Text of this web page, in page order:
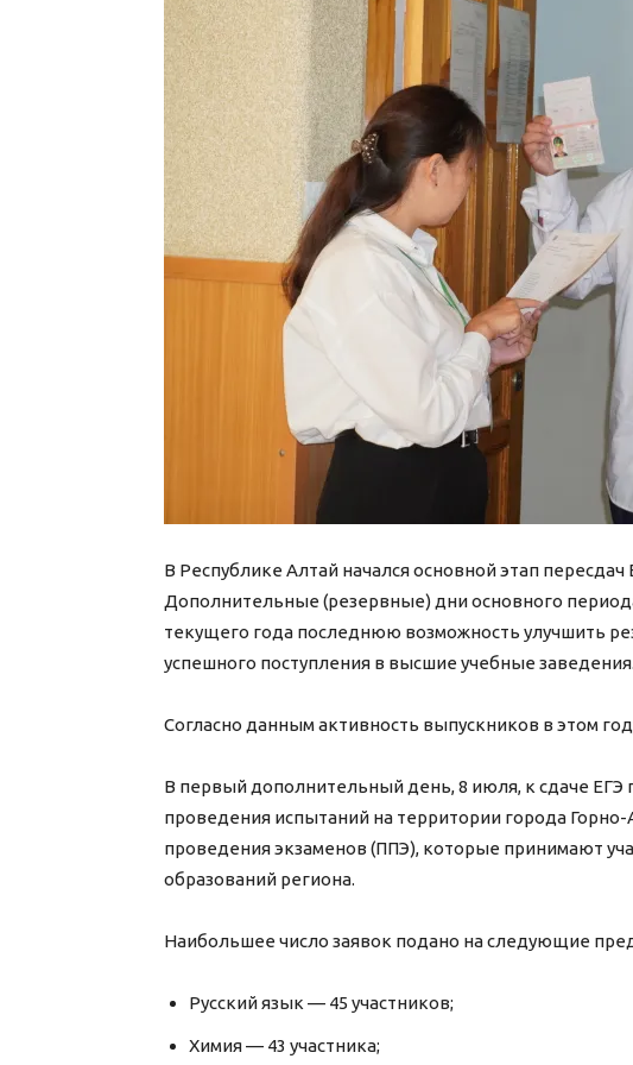
В Республике Алтай начался основной этап
Дополнительные (резервные) дни основного
текущего года последнюю возможность улучшить
успешного поступления в высшие учебные заведения.
Согласно данным активность выпускников в этом
В первый дополнительный день, 8 июля, к сдаче ЕГЭ
проведения испытаний на территории города
проведения экзаменов (ППЭ), которые принимают
образований региона.
Наибольшее число заявок подано на следующие
Русский язык — 45 участников;
Химия — 43 участника;